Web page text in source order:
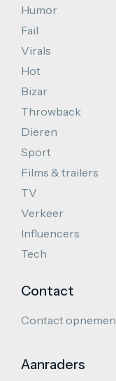
Humor
Fail
Virals
Hot
Bizar
Throwback
Dieren
Sport
Films & trailers
TV
Verkeer
Influencers
Tech
Contact
Contact opnemen
Aanraders